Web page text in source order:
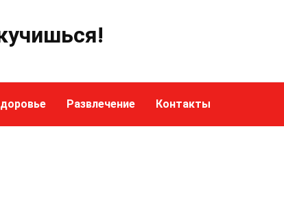
Развлечение Контакты